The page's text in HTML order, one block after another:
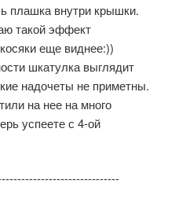
плашка внутри крышки.
такой эффект
еще виднее:))
шкатулка выглядит
надочеты не приметны.
на нее на много
успеете с 4-ой